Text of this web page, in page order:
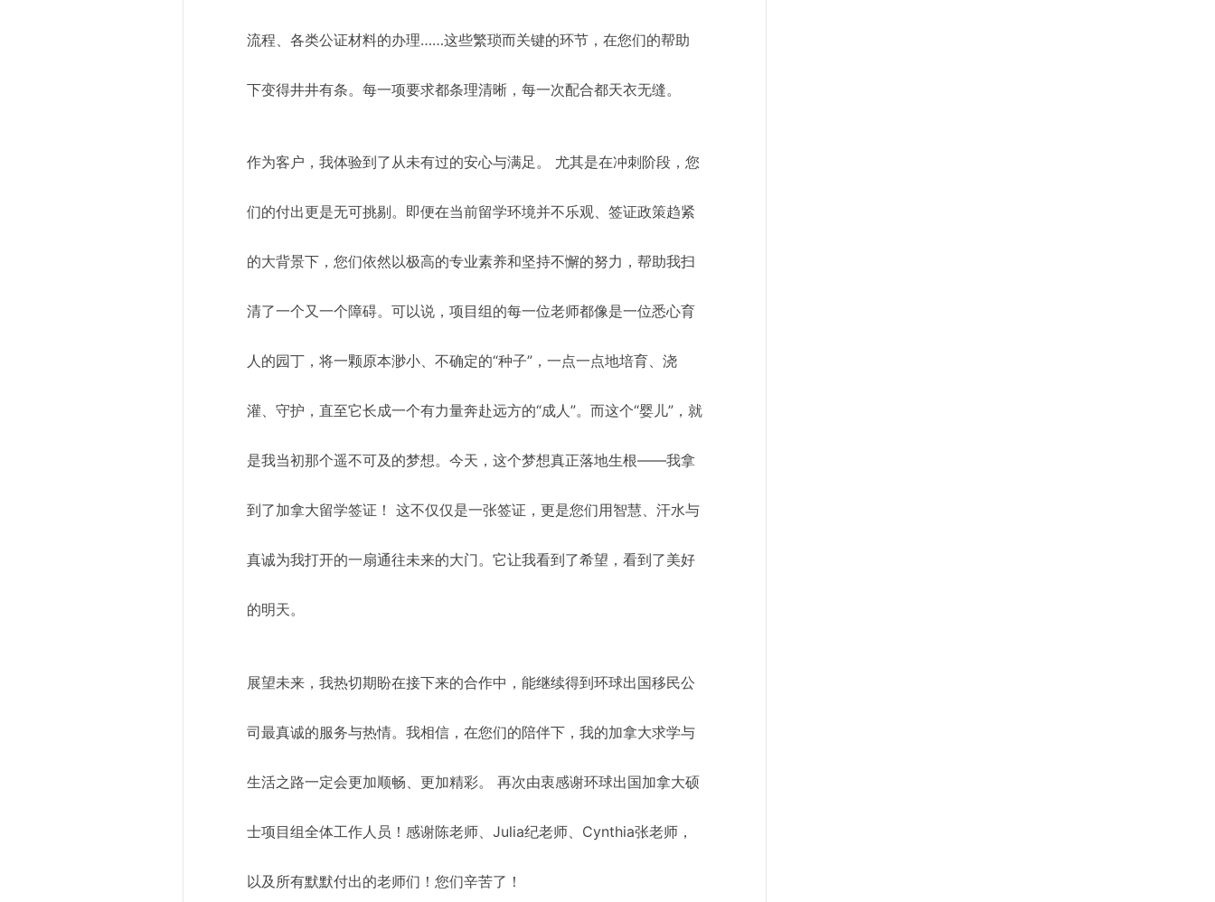
流程、各类公证材料的办理……这些繁琐而关键的环节，在您们的帮助
下变得井井有条。每一项要求都条理清晰，每一次配合都天衣无缝。
作为客户，我体验到了从未有过的安心与满足。 尤其是在冲刺阶段，您
们的付出更是无可挑剔。即便在当前留学环境并不乐观、签证政策趋紧
的大背景下，您们依然以极高的专业素养和坚持不懈的努力，帮助我扫
清了一个又一个障碍。可以说，项目组的每一位老师都像是一位悉心育
人的园丁，将一颗原本渺小、不确定的“种子”，一点一点地培育、浇
灌、守护，直至它长成一个有力量奔赴远方的“成人”。而这个“婴儿”，就
是我当初那个遥不可及的梦想。今天，这个梦想真正落地生根——我拿
到了加拿大留学签证！ 这不仅仅是一张签证，更是您们用智慧、汗水与
真诚为我打开的一扇通往未来的大门。它让我看到了希望，看到了美好
的明天。
展望未来，我热切期盼在接下来的合作中，能继续得到环球出国移民公
司最真诚的服务与热情。我相信，在您们的陪伴下，我的加拿大求学与
生活之路一定会更加顺畅、更加精彩。 再次由衷感谢环球出国加拿大硕
士项目组全体工作人员！感谢陈老师、Julia纪老师、Cynthia张老师，
以及所有默默付出的老师们！您们辛苦了！